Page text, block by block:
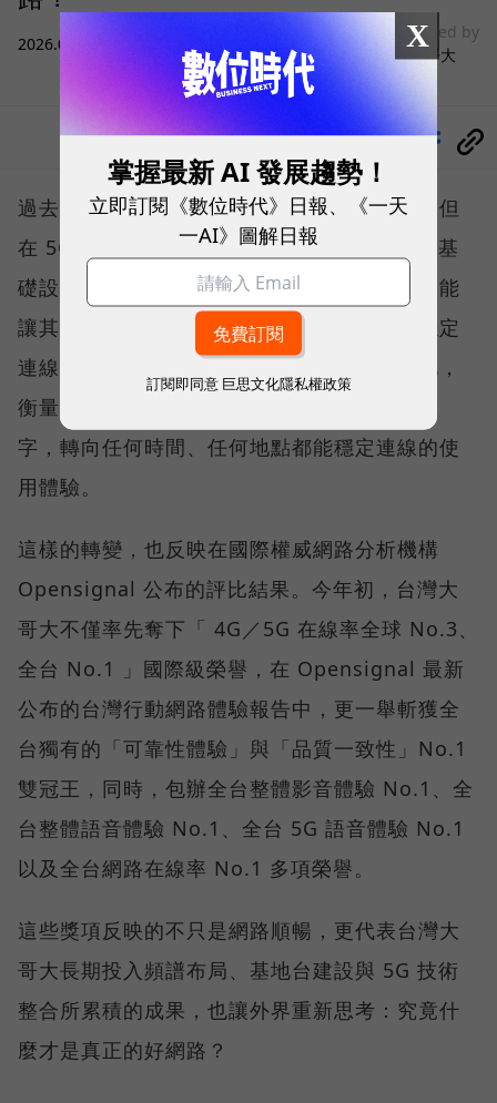
2026.08.03
sponsored by
台灣大哥大
分享
過去，下載速度是評價電信服務的重要指標，但
在 5G 成為工作、娛樂、生活不可或缺的數位基
礎設施後，消費者發現，再快的網速，如果不能
讓其在人潮聚集、高速移動或室內空間維持穩定
連線，即無法轉換成好的使用體驗，也因如此，
衡量「好網路」的標準，也逐漸從追求測速數
字，轉向任何時間、任何地點都能穩定連線的使
用體驗。
這樣的轉變，也反映在國際權威網路分析機構
Opensignal 公布的評比結果。今年初，台灣大
哥大不僅率先奪下「 4G／5G 在線率全球 No.3、
全台 No.1 」國際級榮譽，在 Opensignal 最新
公布的台灣行動網路體驗報告中，更一舉斬獲全
台獨有的「可靠性體驗」與「品質一致性」No.1
雙冠王，同時，包辦全台整體影音體驗 No.1、全
台整體語音體驗 No.1、全台 5G 語音體驗 No.1
以及全台網路在線率 No.1 多項榮譽。
這些獎項反映的不只是網路順暢，更代表台灣大
哥大長期投入頻譜布局、基地台建設與 5G 技術
整合所累積的成果，也讓外界重新思考：究竟什
麼才是真正的好網路？
X
掌握最新 AI 發展趨勢！
立即訂閱《數位時代》日報、《一天
一AI》圖解日報
訂閱即同意 巨思文化隱私權政策